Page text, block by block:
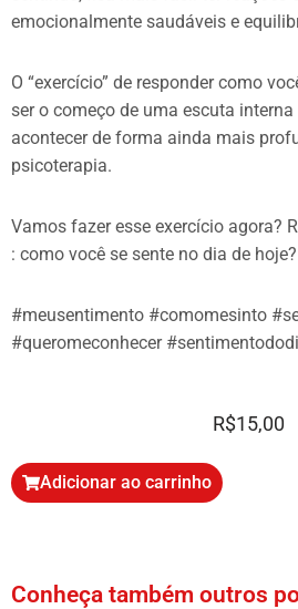
emocionalmente saudáveis e
O “exercício” de responder como
ser o começo de uma escuta
acontecer de forma ainda mais
psicoterapia.
Vamos fazer esse exercício agora?
: como você se sente no dia de hoje?
#meusentimento #comomesinto
#queromeconhecer
R$15,00
Adicionar ao carrinho
Conheça também outros